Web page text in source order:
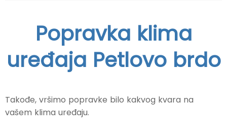
Popravka klima
uređaja Petlovo brdo
Takođe, vršimo popravke bilo kakvog kvara na
vašem klima uređaju.